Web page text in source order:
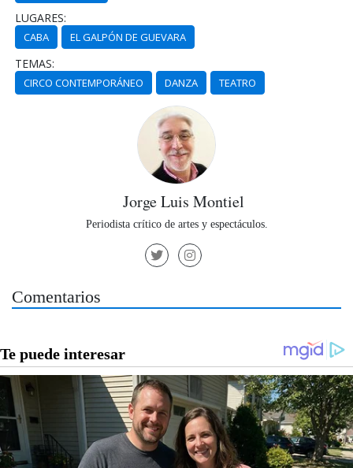
LUGARES:
CABA EL GALPÓN DE GUEVARA
TEMAS:
CIRCO CONTEMPORÁNEO DANZA TEATRO
Jorge Luis Montiel
Periodista crítico de artes y espectáculos.
Comentarios